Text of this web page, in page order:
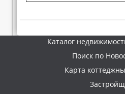
Каталог
Поиск по
Карта